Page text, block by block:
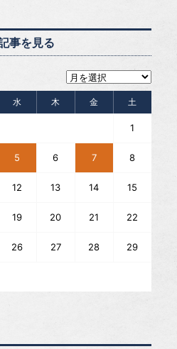
事を見る
水 木 金 土
1
5 6 7 8
12 13 14 15
19 20 21 22
26 27 28 29